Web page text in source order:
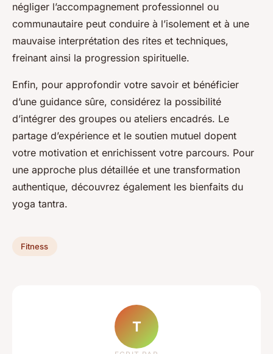
négliger l’accompagnement professionnel ou
communautaire peut conduire à l’isolement et à une
mauvaise interprétation des rites et techniques,
freinant ainsi la progression spirituelle.
Enfin, pour approfondir votre savoir et bénéficier
d’une guidance sûre, considérez la possibilité
d’intégrer des groupes ou ateliers encadrés. Le
partage d’expérience et le soutien mutuel dopent
votre motivation et enrichissent votre parcours. Pour
une approche plus détaillée et une transformation
authentique, découvrez également les bienfaits du
yoga tantra.
Fitness
T